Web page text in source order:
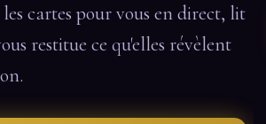
cartes pour vous en direct, lit
restitue ce qu'elles révèlent